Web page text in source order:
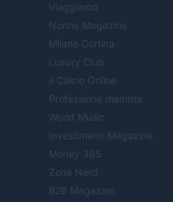
Viaggiamo
Nonne Magazine
Milano Cortina
Luxury Club
Il Calcio Online
Professione mamma
World Music
Investimenti Magazine
Money 365
Zona Nerd
B2B Magazine